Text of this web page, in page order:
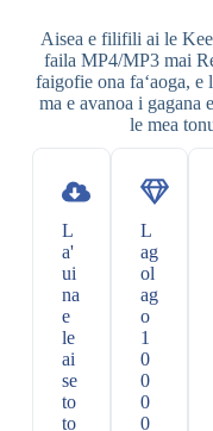
Aisea e filifili ai le
faila MP4/MP3 mai
faigofie ona faʻaoga, e
ma e avanoa i gagana
le mea
L
a'
ui
na
e
le
ai
se
to
to
L
ag
ol
ag
o
1
0
0
0
0